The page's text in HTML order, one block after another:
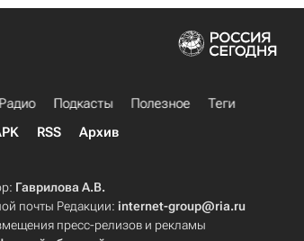
Радио Подкасты Полезное
Теги
RSS Архив
Гаврилова А.В.
почты Редакции:internet-group@ria.ru
пресс-релизов и рекламы